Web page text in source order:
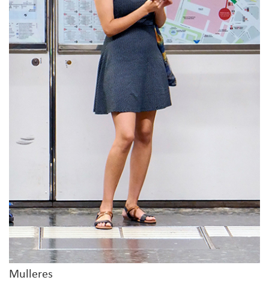
Mulleres